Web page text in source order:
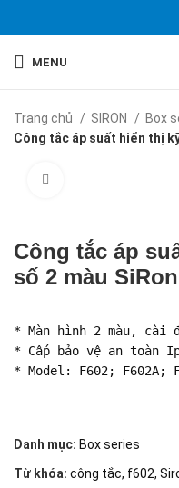
MENU
Trang chủ SIRON
Box
Công tắc áp suất hiển thị
Công tắc áp
số 2 màu
* Màn hình 2 màu,
* Cấp bảo vệ an toàn
* Model: F602; F602A;
Danh mục: Box series
Từ khóa: công tắc, f602,